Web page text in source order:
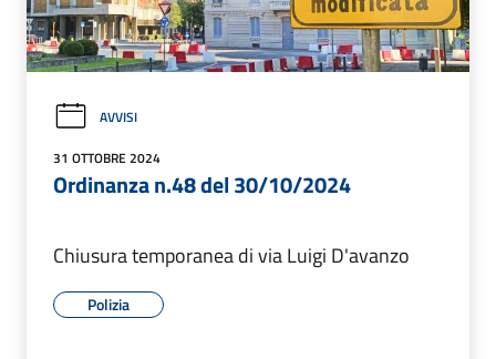
AVVISI
31 OTTOBRE 2024
Ordinanza n.48 del 30/10/2024
Chiusura temporanea di via Luigi D'avanzo
Polizia